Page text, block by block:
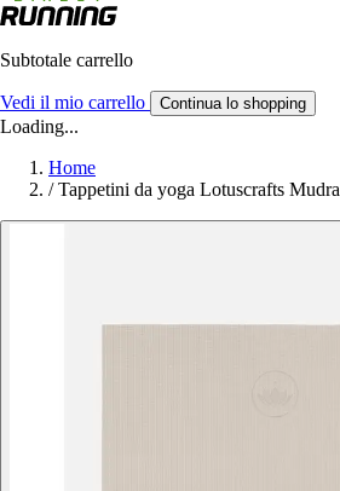
Subtotale carrello
Vedi il mio carrello Continua lo shopping
Loading...
Home
/ Tappetini da yoga Lotuscrafts Mudra